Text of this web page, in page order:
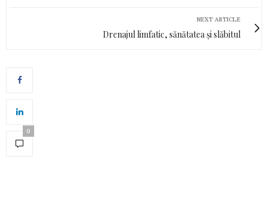
NEXT ARTICLE
Drenajul limfatic, sănătatea și slăbitul
0